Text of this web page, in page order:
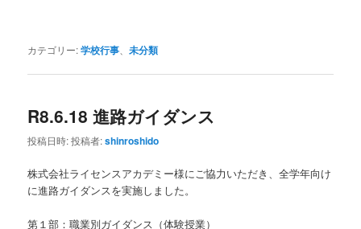
カテゴリー:学校行事 、未分類
R8.6.18 進路ガイダンス
投稿日時:投稿者:shinroshido
株式会社ライセンスアカデミー様にご協力いただき、全学年向け
に進路ガイダンスを実施しました。
第１部：職業別ガイダンス（体験授業）